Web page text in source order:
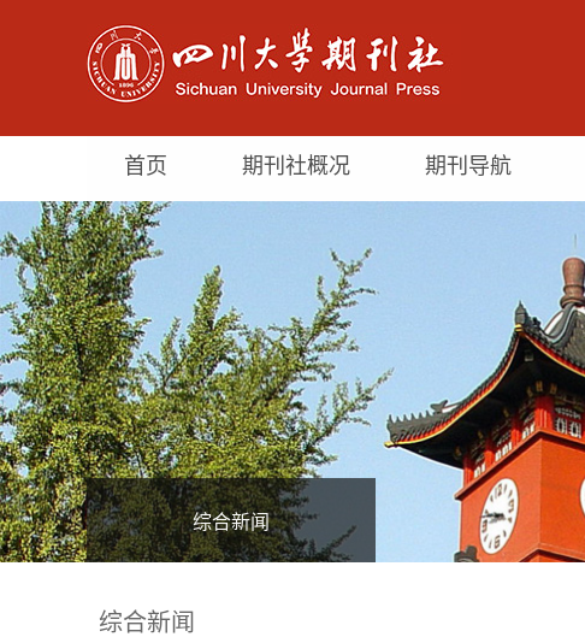
首页 期刊社概况 期刊导航
综合新闻
综合新闻